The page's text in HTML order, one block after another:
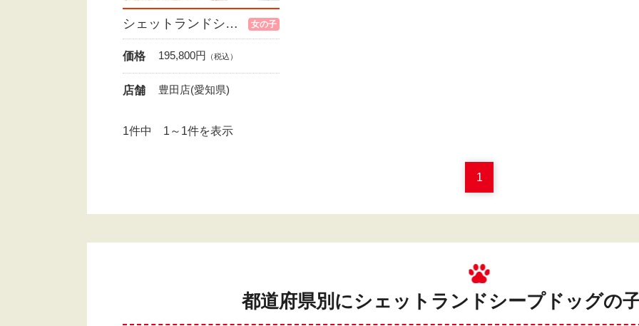
シェットランドシープドッグ 女の子
価格 195,800円 （税込）
店舗 豊田店(愛知県)
1件中 1～1件を表示
1
都道府県別にシェットランドシープドッグの